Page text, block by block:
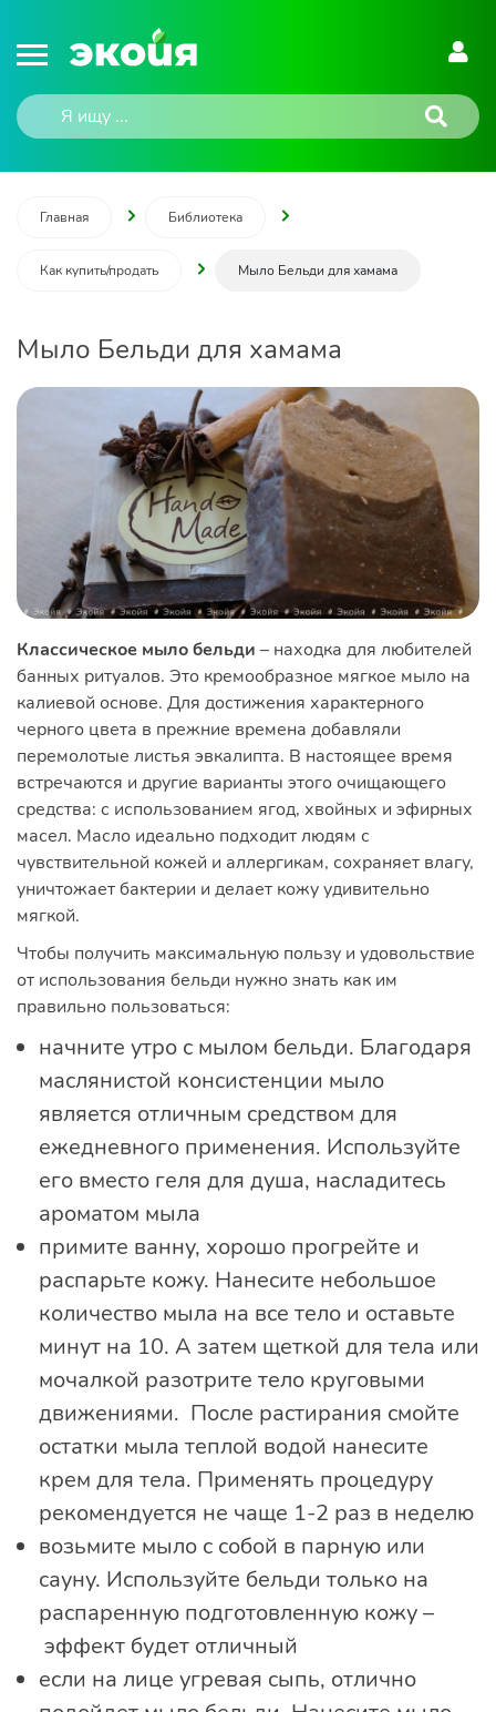
Главная Библиотека
Как купить/продать Мыло Бельди для хамама
Мыло Бельди для хамама
Классическое мыло бельди – находка для любителей
банных ритуалов. Это кремообразное мягкое мыло на
калиевой основе. Для достижения характерного
черного цвета в прежние времена добавляли
перемолотые листья эвкалипта. В настоящее время
встречаются и другие варианты этого очищающего
средства: с использованием ягод, хвойных и эфирных
масел. Масло идеально подходит людям с
чувствительной кожей и аллергикам, сохраняет влагу,
уничтожает бактерии и делает кожу удивительно
мягкой.
Чтобы получить максимальную пользу и удовольствие
от использования бельди нужно знать как им
правильно пользоваться:
начните утро с мылом бельди. Благодаря
маслянистой консистенции мыло
является отличным средством для
ежедневного применения. Используйте
его вместо геля для душа, насладитесь
ароматом мыла
примите ванну, хорошо прогрейте и
распарьте кожу. Нанесите небольшое
количество мыла на все тело и оставьте
минут на 10. А затем щеткой для тела или
мочалкой разотрите тело круговыми
движениями. После растирания смойте
остатки мыла теплой водой нанесите
крем для тела. Применять процедуру
рекомендуется не чаще 1-2 раз в неделю
возьмите мыло с собой в парную или
сауну. Используйте бельди только на
распаренную подготовленную кожу –
эффект будет отличный
если на лице угревая сыпь, отлично